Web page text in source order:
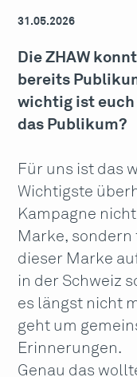
31.05.2026
Die ZHAW
bereits
wichtig ist euch
das Publikum?
Für uns ist das
Wichtigste
Kampagne
Marke,
dieser Marke
in der Schweiz
es längst nicht
geht um
Erinnerungen.
Genau das